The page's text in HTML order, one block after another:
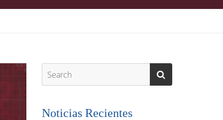
Noticias Recientes